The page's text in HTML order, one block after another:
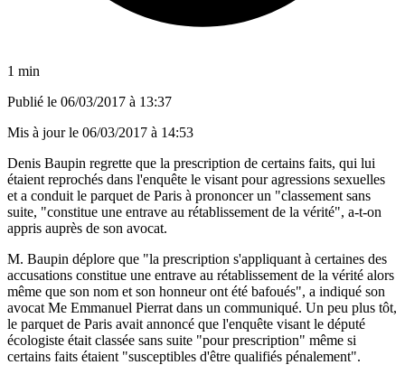
1 min
Publié le 06/03/2017 à 13:37
Mis à jour le 06/03/2017 à 14:53
Denis Baupin regrette que la prescription de certains faits, qui lui
étaient reprochés dans l'enquête le visant pour agressions sexuelles
et a conduit le parquet de Paris à prononcer un "classement sans
suite, "constitue une entrave au rétablissement de la vérité", a-t-on
appris auprès de son avocat.
M. Baupin déplore que "la prescription s'appliquant à certaines des
accusations constitue une entrave au rétablissement de la vérité alors
même que son nom et son honneur ont été bafoués", a indiqué son
avocat Me Emmanuel Pierrat dans un communiqué. Un peu plus tôt,
le parquet de Paris avait annoncé que l'enquête visant le député
écologiste était classée sans suite "pour prescription" même si
certains faits étaient "susceptibles d'être qualifiés pénalement".